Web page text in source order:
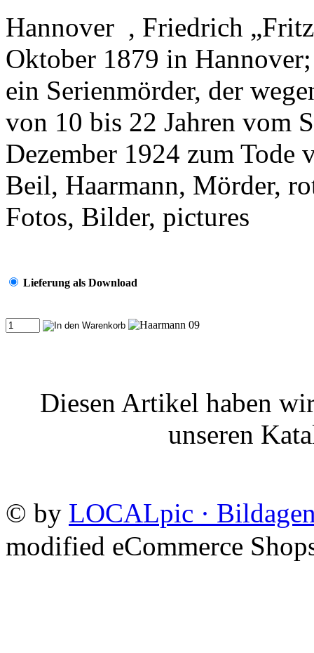
Hannover , Friedrich
Oktober 1879 in
ein Serienmörder, der
von 10 bis 22 Jahren vom
Dezember 1924 zum Tode
Beil, Haarmann, Mörder,
Fotos, Bilder, pictures
Lieferung als Download
Diesen Artikel haben
unseren
© by LOCALpic ·
modified eCommerce